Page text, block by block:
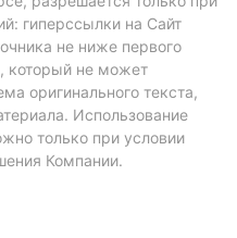
гиперссылки на Сайт
не ниже первого
который не может
оригинального текста,
Использование
только при условии
Компании.